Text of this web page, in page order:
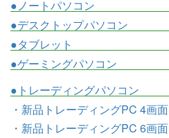
●ノートパソコン
●デスクトップパソコン
●タブレット
●ゲーミングパソコン
●トレーディングパソコン
・新品トレーディングPC 4画面
・新品トレーディングPC 6画面